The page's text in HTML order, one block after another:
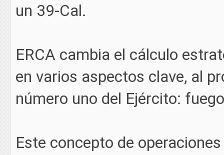
un 39-Cal.
ERCA cambia el cálculo
en varios aspectos clave, al
número uno del Ejército:
Este concepto de